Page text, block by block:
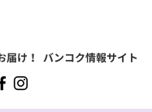
届け！ バンコク情報サイト